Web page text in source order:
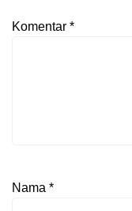
Komentar *
Nama *